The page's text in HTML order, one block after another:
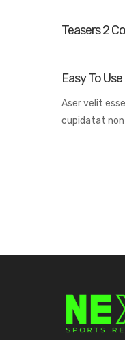
Teasers 2
Easy To Use
Aser velit
cupidatat non